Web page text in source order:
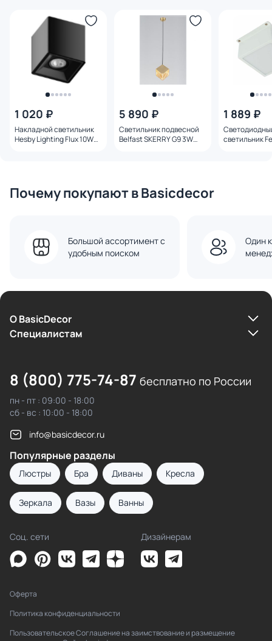
1 020 ₽
Накладной светильник
Hesby Lighting Flux 10W
5 890 ₽
Светильник подвесной
Belfast SKERRY G9 3W
1 889 ₽
светильник
Почему покупают в Basicdecor
Большой ассортимент с
удобным поиском
Один
О BasicDecor
Cпециалистам
8 (800) 775-74-87 бесплатно по России
пн - пт : 09:00 - 18:00
сб - вс : 10:00 - 18:00
info@basicdecor.ru
Популярные разделы
Люстры Бра Диваны Кресла
Зеркала Вазы Ванны
Соц. сети Дизайнерам
Оферта
Политика конфиденциальности
Пользовательское Соглашение на заимствование и размещение